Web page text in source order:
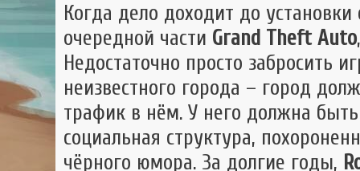
Когда дело доходит до
очередной части Grand Theft Auto
Недостаточно просто забросить
неизвестного города – город
трафик в нём. У него должна
социальная структура,
чёрного юмора. За долгие годы,